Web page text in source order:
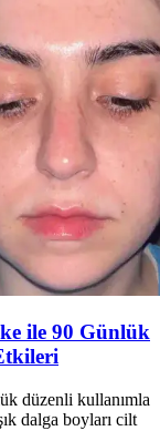
ile 90 Günlük
düzenli kullanımla
dalga boyları cilt